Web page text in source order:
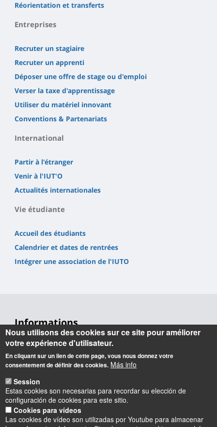
Réorientation et transferts
Entreprises
Recruter un stagiaire
Recruter un apprenti
Déposer une offre de stage ou d'emploi
Verser la taxe d'apprentissage
Utiliser du matériel innovant
Conventions & Partenariats
International
Partir à l'étranger
Venir à l'IUT'O
Actualités internationales
Vie étudiante
Accueil des étudiants
Calendrier et dates de rentrées
Intégrer une association de l'IUTO
Informations
Contact
Accueil
Adresse postale
IUT d'Orléans
rue d'Amboise
45067 Orléans Cedex 2 - France
Nous utilisons des cookies sur ce site pour améliorer
votre expérience d'utilisateur.
En cliquant sur un lien de cette page, vous nous donnez votre
consentement de définir des cookies. Más info
Session
Estas cookies son necesarias para recordar su elección de
configuración de cookies para este sitio.
Cookies para vídeos
Las cookies de vídeo son utilizadas por Youtube para almacenar